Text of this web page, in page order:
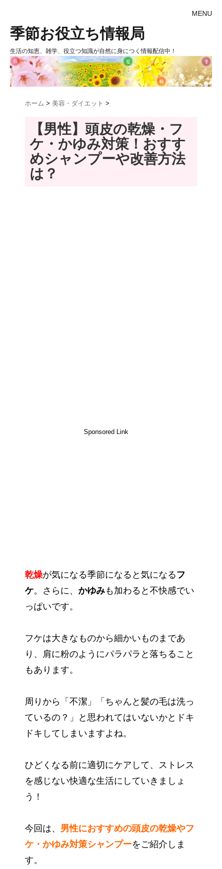
MENU
季節お役立ち情報局
生活の知恵、雑学、役立つ知識が自然に身につく情報配信中！
ホーム > 美容・ダイエット >
【男性】頭皮の乾燥・フ
ケ・かゆみ対策！おすす
めシャンプーや改善方法
は？
Sponsored Link
乾燥が気になる季節になると気になる フ
ケ。さらに、 かゆみも加わると不快感でい
っぱいです。
フケは大きなものから細かいものまであ
り、肩に粉のようにパラパラと落ちること
もあります。
周りから「不潔」「ちゃんと髪の毛は洗っ
ているの？」と思われてはいないかとドキ
ドキしてしまいますよね。
ひどくなる前に適切にケアして、ストレス
を感じない快適な生活にしていきましょ
う！
今回は、 男性におすすめの頭皮の乾燥やフ
ケ・かゆみ対策シャンプーをご紹介しま
す。